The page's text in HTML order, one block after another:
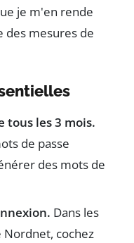
je m'en rende
des mesures de
tous les 3 mois.
de passe
des mots de
Dans les
cochez